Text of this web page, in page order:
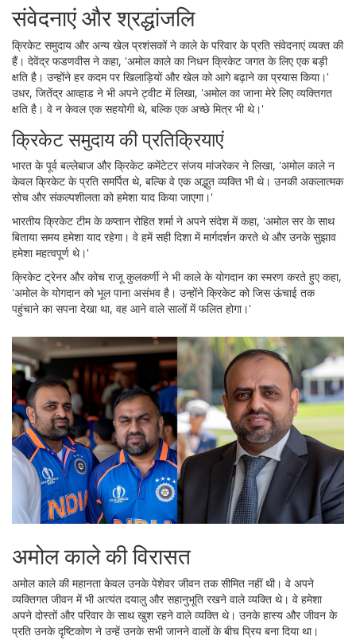
संवेदनाएं और श्रद्धांजलि
क्रिकेट समुदाय और अन्य खेल प्रशंसकों ने काले के परिवार के प्रति संवेदनाएं व्यक्त की
हैं। देवेंद्र फडणवीस ने कहा, 'अमोल काले का निधन क्रिकेट जगत के लिए एक बड़ी
क्षति है। उन्होंने हर कदम पर खिलाड़ियों और खेल को आगे बढ़ाने का प्रयास किया।'
उधर, जितेंद्र आव्हाड ने भी अपने ट्वीट में लिखा, 'अमोल का जाना मेरे लिए व्यक्तिगत
क्षति है। वे न केवल एक सहयोगी थे, बल्कि एक अच्छे मित्र भी थे।'
क्रिकेट समुदाय की प्रतिक्रियाएं
भारत के पूर्व बल्लेबाज और क्रिकेट कमेंटेटर संजय मांजरेकर ने लिखा, 'अमोल काले न
केवल क्रिकेट के प्रति समर्पित थे, बल्कि वे एक अद्भुत व्यक्ति भी थे। उनकी अकलात्मक
सोच और संकल्पशीलता को हमेशा याद किया जाएगा।'
भारतीय क्रिकेट टीम के कप्तान रोहित शर्मा ने अपने संदेश में कहा, 'अमोल सर के साथ
बिताया समय हमेशा याद रहेगा। वे हमें सही दिशा में मार्गदर्शन करते थे और उनके सुझाव
हमेशा महत्वपूर्ण थे।'
क्रिकेट ट्रेनर और कोच राजू कुलकर्णी ने भी काले के योगदान का स्मरण करते हुए कहा,
'अमोल के योगदान को भूल पाना असंभव है। उन्होंने क्रिकेट को जिस ऊंचाई तक
पहुंचाने का सपना देखा था, वह आने वाले सालों में फलित होगा।'
अमोल काले की विरासत
अमोल काले की महानता केवल उनके पेशेवर जीवन तक सीमित नहीं थी। वे अपने
व्यक्तिगत जीवन में भी अत्यंत दयालु और सहानुभूति रखने वाले व्यक्ति थे। वे हमेशा
अपने दोस्तों और परिवार के साथ खुश रहने वाले व्यक्ति थे। उनके हास्य और जीवन के
प्रति उनके दृष्टिकोण ने उन्हें उनके सभी जानने वालों के बीच प्रिय बना दिया था।